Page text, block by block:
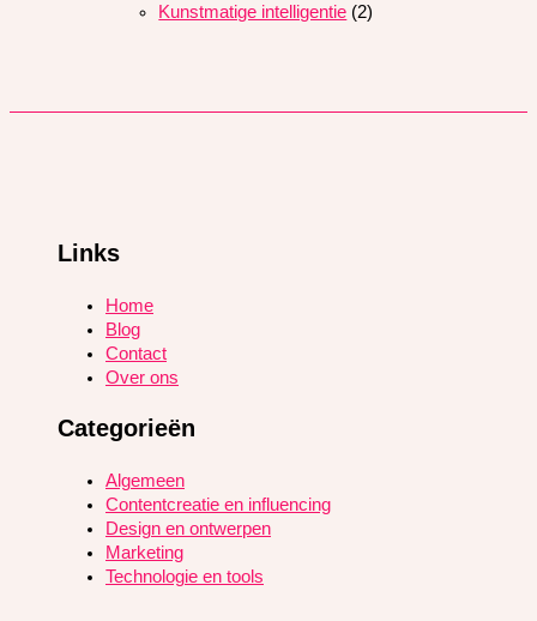
Kunstmatige intelligentie (2)
Links
Home
Blog
Contact
Over ons
Categorieën
Algemeen
Contentcreatie en influencing
Design en ontwerpen
Marketing
Technologie en tools